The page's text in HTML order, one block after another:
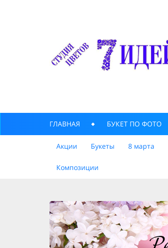
ГЛАВНАЯ БУКЕТ ПО ФОТО
Акции Букеты 8 марта
Композиции